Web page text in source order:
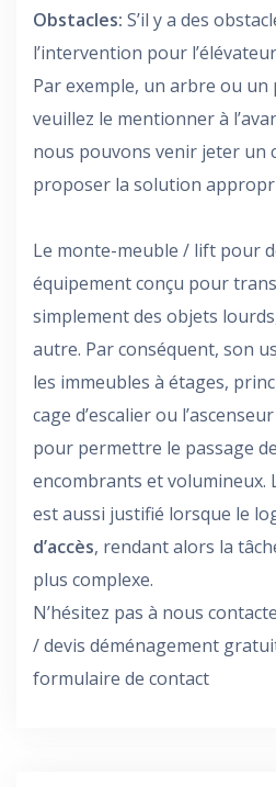
Obstacles: S’il y a des
l’intervention pour
Par exemple, un arbre ou un
veuillez le mentionner à
nous pouvons venir jeter un
proposer la solution
Le monte-meuble / lift pour
équipement conçu pour
simplement des objets
autre. Par conséquent, son
les immeubles à étages,
cage d’escalier ou
pour permettre le passage
encombrants et volumineux.
est aussi justifié lorsque le
d’accès, rendant alors la
plus complexe.
N’hésitez pas à nous
/ devis déménagement
formulaire de contact